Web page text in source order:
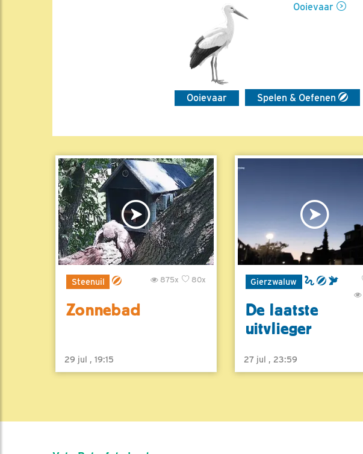
Ooievaar
Ooievaar Spelen & Oefenen
Steenuil 80x
875x
Zonnebad
29 jul , 19:15
Gierzwaluw
De laatste
uitvlieger
27 jul , 23:59